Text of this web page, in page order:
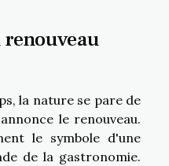
la nature se pare de
le renouveau.
le symbole d'une
de la gastronomie.